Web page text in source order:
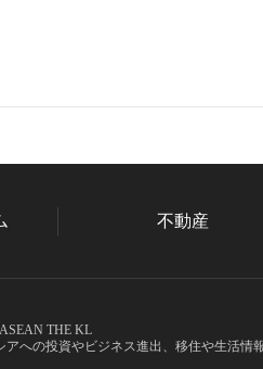
不動産
THE KL
アへの投資やビジネス進出、移住や生活情